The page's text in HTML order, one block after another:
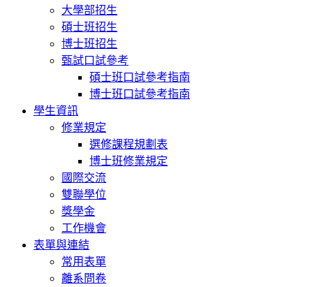
大學部招生
碩士班招生
博士班招生
甄試口試參考
碩士班口試參考指南
博士班口試參考指南
學生資訊
修業規定
選修課程規劃表
博士班修業規定
國際交流
雙聯學位
獎學金
工作機會
表單與連結
常用表單
離系問卷